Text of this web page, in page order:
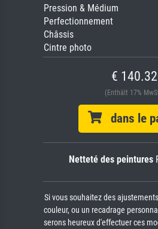
Pression & Médium
Perfectionnement
Châssis
Cintre photo
€ 140.32
(Enthält 17%
dans le
Netteté des peintures
Si vous souhaitez des
couleur, ou un recadrage
serons heureux d'effectuer ces